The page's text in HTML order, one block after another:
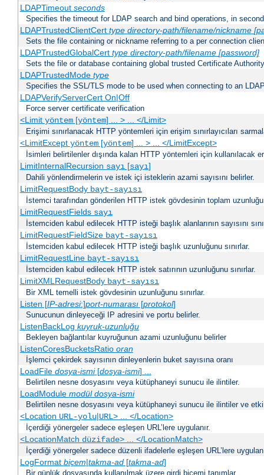
LDAPTimeout seconds
Specifies the timeout for LDAP search and bind operations, in
LDAPTrustedClientCert type directory-path/filename/nickname
Sets the file containing or nickname referring to a per connection
LDAPTrustedGlobalCert type directory-path/filename [password]
Sets the file or database containing global trusted Certificate
LDAPTrustedMode type
Specifies the SSL/TLS mode to be used when connecting to an
LDAPVerifyServerCert On|Off
Force server certificate verification
<Limit yöntem[yöntem] ... > ... </Limit>
Erişimi sınırlanacak HTTP yöntemleri için erişim sınırlayıcıları
<LimitExcept yöntem[yöntem] ... > ... </LimitExcept>
İsimleri belirtilenler dışında kalan HTTP yöntemleri için kullanılacak
LimitInternalRecursion sayı[sayı]
Dahili yönlendirmelerin ve istek içi isteklerin azami sayısını belirler.
LimitRequestBody bayt-sayısı
İstemci tarafından gönderilen HTTP istek gövdesinin toplam
LimitRequestFields sayı
İstemciden kabul edilecek HTTP isteği başlık alanlarının sayısını
LimitRequestFieldSize bayt-sayısı
İstemciden kabul edilecek HTTP isteği başlık uzunluğunu sınırlar.
LimitRequestLine bayt-sayısı
İstemciden kabul edilecek HTTP istek satırının uzunluğunu sınırlar.
LimitXMLRequestBody bayt-sayısı
Bir XML temelli istek gövdesinin uzunluğunu sınırlar.
Listen [IP-adresi:]port-numarası[protokol]
Sunucunun dinleyeceği IP adresini ve portu belirler.
ListenBackLog kuyruk-uzunluğu
Bekleyen bağlantılar kuyruğunun azami uzunluğunu belirler
ListenCoresBucketsRatio oran
İşlemci çekirdek sayısının dinleyenlerin buket sayısına oranı
LoadFile dosya-ismi[dosya-ismi] ...
Belirtilen nesne dosyasını veya kütüphaneyi sunucu ile ilintiler.
LoadModule modül dosya-ismi
Belirtilen nesne dosyasını veya kütüphaneyi sunucu ile ilintiler ve
<Location URL-yolu|URL> ... </Location>
İçerdiği yönergeler sadece eşleşen URL’lere uygulanır.
<LocationMatch düzifade> ... </LocationMatch>
İçerdiği yönergeler sadece düzenli ifadelerle eşleşen URL’lere
LogFormat biçem|takma-ad[takma-ad]
Bir günlük dosyasında kullanılmak üzere girdi biçemi tanımlar.